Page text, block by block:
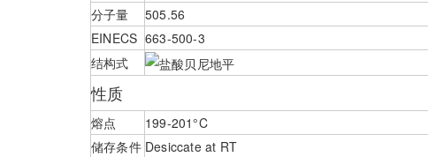
分子量
505.56
EINECS 663-500-3
结构式
性质
熔点
199-201°C
储存条件 Desiccate at RT